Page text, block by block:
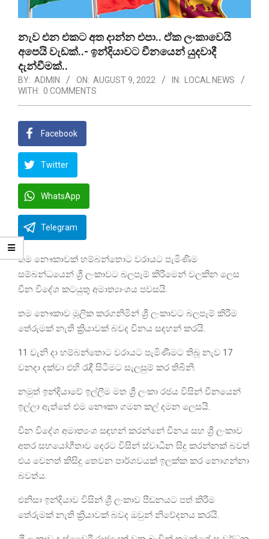
නැව එන එකට අත දාන්න එපා.. ඒක ලංකාවෙයි
අපෙයි වැඩක්..- ඉන්දියාවට චීනයෙන් යුදවාදී
දැන්වීමක්..
BY: ADMIN ON: AUGUST 9, 2022 IN:
LOCAL NEWS
WITH: 0 COMMENTS
Facebook
Twitter
WhatsApp
Telegram
තම නෞකාවක් හම්බන්තොට වරායට පැමිණිම
සම්බන්ධයෙන් ශ්‍රී ලංකාවට බලපෑම් කිරීමෙන් වලකින ලෙස
චීන විදේශ කටයුතු අමාත්‍යාංශය පවසයි.
තම නෞකාව මූලික කරගනිමින් ශ්‍රී ලංකාවට බලපෑම් කිරීම
තේරුමක් නැති ක්‍රියාවක් බවද චීනය සඳහන් කරයි.
11 වැනි දා හම්බන්තොට වරායට පැමිණීමට තිබූ නැව 17
වනදා දක්වා එහි රැඳී සිටීමට සැලසුම් කර තිබිනි.
නමුත් ඉන්දියාවේ ඉල්ලීම මත ශ්‍රී ලංකා රජය විසින් චීනයෙන්
ඉල්ලා ඇත්තේ එම නෞකා ගමන කල් දමන ලෙසයි.
චීන විදේශ අමාත්‍යංශ සඳහන් කරන්නේ චීනය සහ ශ්‍රී ලංකාව
අතර සහයෝගීතාව දෙරට විසින් ස්වාධීන සිදු කරන්නක් බවත්
එය වෙනත් කිසිදු තෙවන පාර්ශවයක් ඉලක්ක කර නොගන්නා
බවත්ය.
එනිසා ඉන්දියාව විසින් ශ්‍රී ලංකාව පීඩනයට පත් කිරීම
තේරුමක් නැති ක්‍රියාවක් බවද ඔවුන් නිවේදනය කරයි.